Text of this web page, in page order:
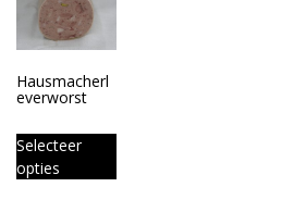
Hausmacherl
everworst
Selecteer
opties